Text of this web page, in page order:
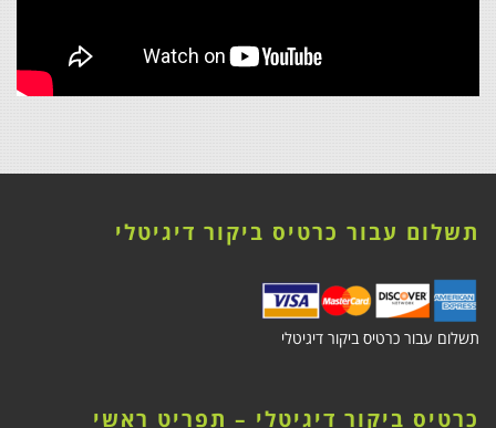
תשלום עבור כרטיס ביקור דיגיטלי
תשלום עבור כרטיס ביקור דיגיטלי
כרטיס ביקור דיגיטלי – תפריט ראשי